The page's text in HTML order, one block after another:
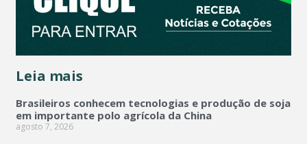
Leia mais
Brasileiros conhecem tecnologias e produção de soja
em importante polo agrícola da China
agosto 7, 2026